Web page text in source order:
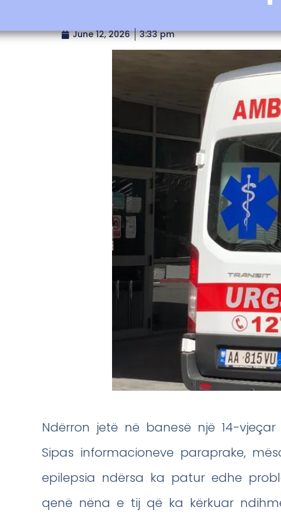
June 12, 2026 3:33 pm
Ndërron jetë në banesë një 14-
Sipas informacioneve paraprake,
epilepsia ndërsa ka patur edhe
qenë nëna e tij që ka kërkuar